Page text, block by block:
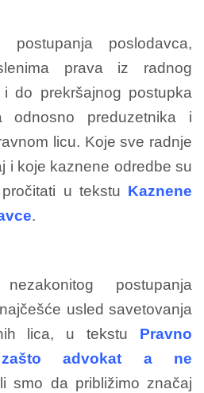
postupanja poslodavca,
prava iz radnog
do prekršajnog postupka
odnosno preduzetnika i
licu. Koje sve radnje
i koje kaznene odredbe su
u tekstu Kaznene
.
postupanja
usled savetovanja
lica, u tekstu Pravno
advokat a ne
smo da približimo značaj